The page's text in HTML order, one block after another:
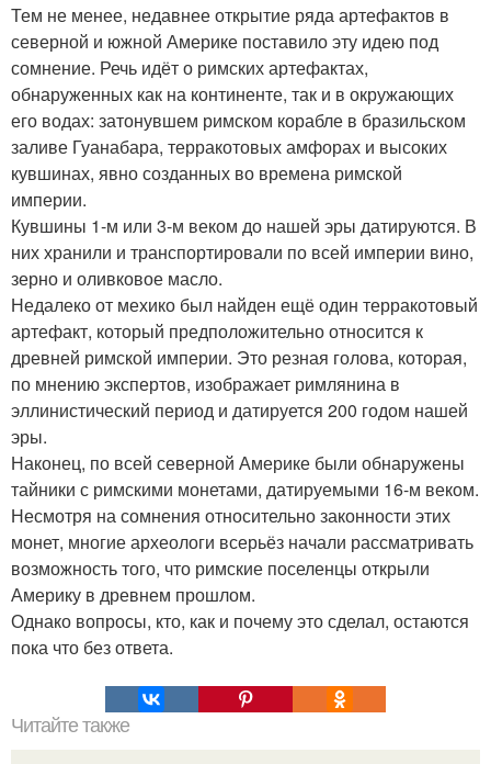
Тем не менее, недавнее открытие ряда артефактов в
северной и южной Америке поставило эту идею под
сомнение. Речь идёт о римских артефактах,
обнаруженных как на континенте, так и в окружающих
его водах: затонувшем римском корабле в бразильском
заливе Гуанабара, терракотовых амфорах и высоких
кувшинах, явно созданных во времена римской
империи.
Кувшины 1-м или 3-м веком до нашей эры датируются. В
них хранили и транспортировали по всей империи вино,
зерно и оливковое масло.
Недалеко от мехико был найден ещё один терракотовый
артефакт, который предположительно относится к
древней римской империи. Это резная голова, которая,
по мнению экспертов, изображает римлянина в
эллинистический период и датируется 200 годом нашей
эры.
Наконец, по всей северной Америке были обнаружены
тайники с римскими монетами, датируемыми 16-м веком.
Несмотря на сомнения относительно законности этих
монет, многие археологи всерьёз начали рассматривать
возможность того, что римские поселенцы открыли
Америку в древнем прошлом.
Однако вопросы, кто, как и почему это сделал, остаются
пока что без ответа.
Читайте также